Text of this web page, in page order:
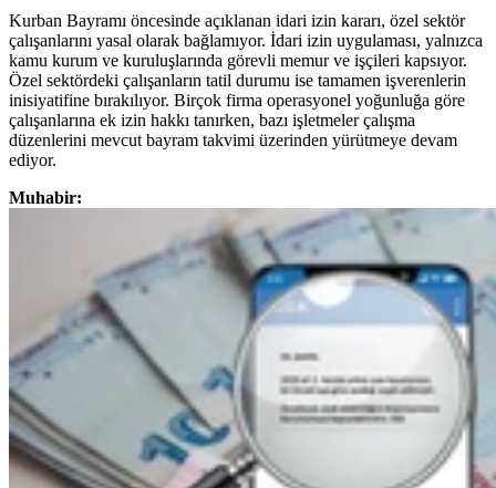
Kurban Bayramı öncesinde açıklanan idari izin kararı, özel sektör
çalışanlarını yasal olarak bağlamıyor. İdari izin uygulaması, yalnızca
kamu kurum ve kuruluşlarında görevli memur ve işçileri kapsıyor.
Özel sektördeki çalışanların tatil durumu ise tamamen işverenlerin
inisiyatifine bırakılıyor. Birçok firma operasyonel yoğunluğa göre
çalışanlarına ek izin hakkı tanırken, bazı işletmeler çalışma
düzenlerini mevcut bayram takvimi üzerinden yürütmeye devam
ediyor.
Muhabir: